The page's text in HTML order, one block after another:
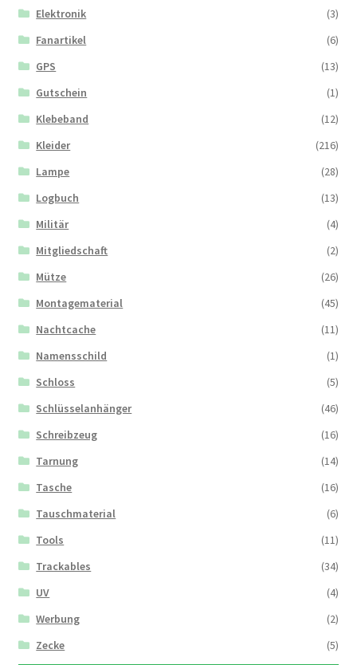
Elektronik
(3)
Fanartikel
(6)
GPS
(13)
Gutschein
(1)
Klebeband
(12)
Kleider
(216)
Lampe
(28)
Logbuch
(13)
Militär
(4)
Mitgliedschaft
(2)
Mütze
(26)
Montagematerial
(45)
Nachtcache
(11)
Namensschild
(1)
Schloss
(5)
Schlüsselanhänger
(46)
Schreibzeug
(16)
Tarnung
(14)
Tasche
(16)
Tauschmaterial
(6)
Tools
(11)
Trackables
(34)
UV
(4)
Werbung
(2)
Zecke
(5)